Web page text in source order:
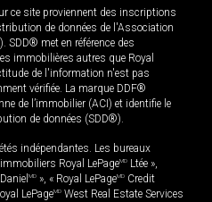
ce site proviennent des inscriptions
de données de l'Association
SDD® met en référence des
immobilières autres que Royal
de l'information n'est pas
vérifiée. La marque DDF®
de l’immobilier (ACI) et identifie le
de données (SDD®).
indépendantes. Les bureaux
Royal LePageMD Ltée »,
MD », « Royal LePageMD Credit
LePageMD West Real Estate Services